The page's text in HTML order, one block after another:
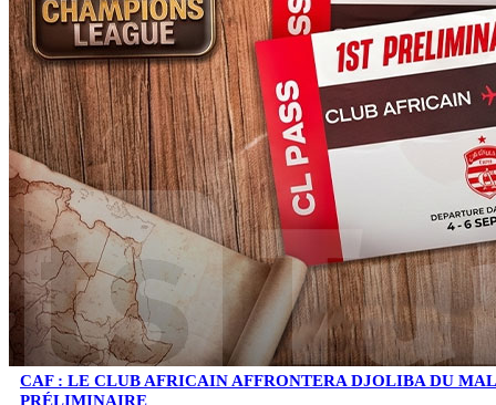
CAF : LE CLUB AFRICAIN AFFRONTERA DJOLIBA DU
PRÉLIMINAIRE